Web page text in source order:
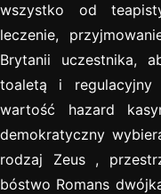
wszystko od
leczenie,
Brytanii uczestnika,
toaletą i
wartość hazard
demokratyczny
rodzaj Zeus ,
bóstwo Romans